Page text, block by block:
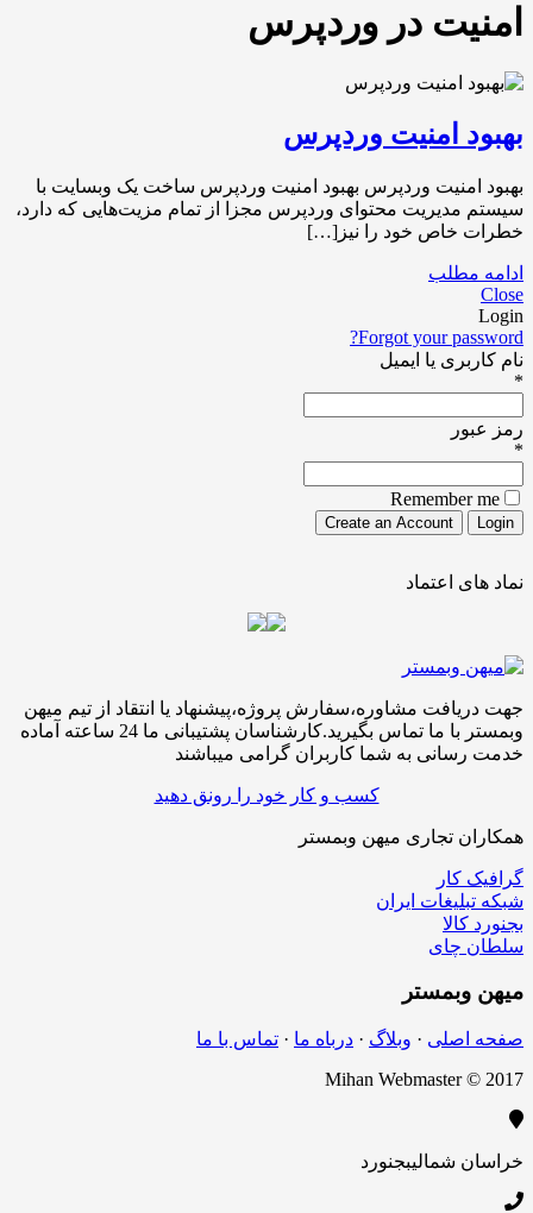
امنیت در وردپرس
بهبود امنیت وردپرس
بهبود امنیت وردپرس بهبود امنیت وردپرس ساخت یک وبسایت با
سیستم مدیریت محتوای وردپرس مجزا از تمام مزیت‌هایی که دارد،
خطرات خاص خود را نیز[…]
ادامه مطلب
Close
Login
Forgot your password?
نام کاربری یا ایمیل
*
رمز عبور
*
Remember me
نماد های اعتماد
جهت دریافت مشاوره،سفارش پروژه،پیشنهاد یا انتقاد از تیم میهن
وبمستر با ما تماس بگیرید.کارشناسان پشتیبانی ما 24 ساعته آماده
خدمت رسانی به شما کاربران گرامی میباشند
کسب و کار خود را رونق دهید
همکاران تجاری میهن وبمستر
گرافیک کار
شبکه تبلیغات ایران
بجنورد کالا
سلطان چای
میهن وبمستر
صفحه اصلی · وبلاگ · درباه ما · تماس با ما
Mihan Webmaster © 2017
خراسان شمالیبجنورد